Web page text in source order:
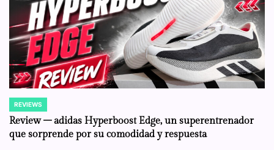
POSTED
IN
REVIEWS
Review – adidas Hyperboost Edge, un superentrenador
que sorprende por su comodidad y respuesta